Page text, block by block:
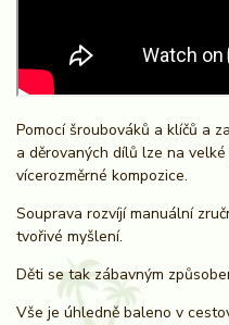
Pomocí šroubováků a klíčů a
a děrovaných dílů lze na
vícerozměrné kompozice.
Souprava rozvíjí manuální
tvořivé myšlení.
Děti se tak zábavným
Vše je úhledně baleno v